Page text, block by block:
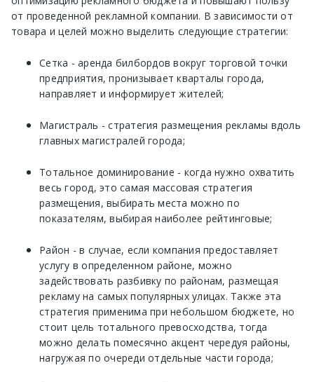
от проведенной рекламной компании. В зависимости от
товара и целей можно выделить следующие стратегии:
Сетка - аренда билбордов вокруг торговой точки
предприятия, пронизывает кварталы города,
направляет и информирует жителей;
Магистраль - стратегия размещения рекламы вдоль
главных магистралей города;
Тотальное доминирование - когда нужно охватить
весь город, это самая массовая стратегия
размещения, выбирать места можно по
показателям, выбирая наиболее рейтинговые;
Район - в случае, если компания предоставляет
услугу в определенном районе, можно
задействовать разбивку по районам, размещая
рекламу на самых популярных улицах. Также эта
стратегия применима при небольшом бюджете, но
стоит цель тотального превосходства, тогда
можно делать помесячно акцент чередуя районы,
нагружая по очереди отдельные части города;